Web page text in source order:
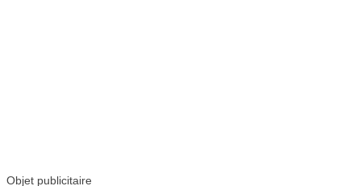
Objet publicitaire